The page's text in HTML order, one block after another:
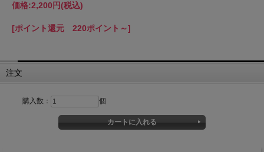
価格:2,200円(税込)
[ポイント還元 220ポイント～]
注文
購入数： 個